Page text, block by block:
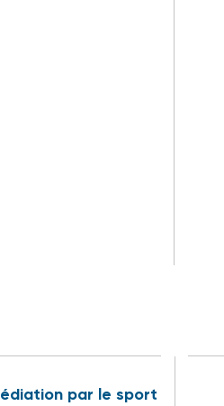
par le sport